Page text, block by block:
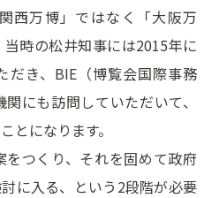
西万博」ではなく「大阪万
時の松井知事には2015年に
だき、BIE（博覧会国際事務
にも訪問していただいて、
とになります。
つくり、それを固めて政府
に入る、という2段階が必要